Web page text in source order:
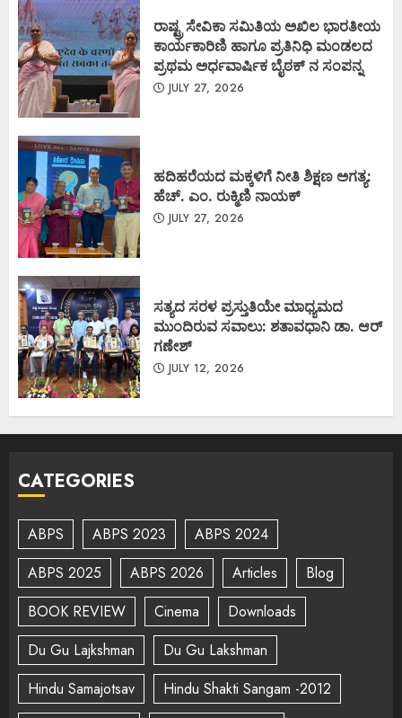
ರಾಷ್ಟ್ರ ಸೇವಿಕಾ ಸಮಿತಿಯ ಅಖಿಲ ಭಾರತೀಯ
ಕಾರ್ಯಕಾರಿಣಿ ಹಾಗೂ ಪ್ರತಿನಿಧಿ ಮಂಡಲದ
ಪ್ರಥಮ ಅರ್ಧವಾರ್ಷಿಕ ಬೈಠಕ್ ನ ಸಂಪನ್ನ
JULY 27, 2026
ಹದಿಹರೆಯದ ಮಕ್ಕಳಿಗೆ ನೀತಿ ಶಿಕ್ಷಣ ಅಗತ್ಯ:
ಹೆಚ್. ಎಂ. ರುಕ್ಮಿಣಿ ನಾಯಕ್
JULY 27, 2026
ಸತ್ಯದ ಸರಳ ಪ್ರಸ್ತುತಿಯೇ ಮಾಧ್ಯಮದ
ಮುಂದಿರುವ ಸವಾಲು: ಶತಾವಧಾನಿ ಡಾ. ಆರ್
ಗಣೇಶ್
JULY 12, 2026
CATEGORIES
ABPS ABPS 2023
ABPS 2024
ABPS 2025
ABPS 2026 Articles
Blog
BOOK REVIEW
Cinema
Downloads
Du Gu Lajkshman
Du Gu Lakshman
Hindu Samajotsav
Hindu Shakti Sangam -2012